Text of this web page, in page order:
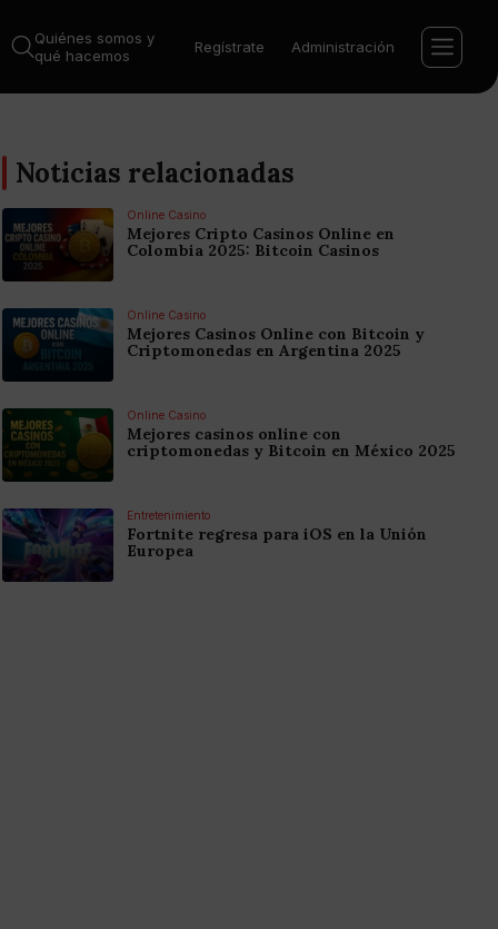
Quiénes somos y
qué hacemos
Regístrate Administración
Noticias relacionadas
Online Casino
Mejores Cripto Casinos Online en
Colombia 2025: Bitcoin Casinos
Online Casino
Mejores Casinos Online con Bitcoin y
Criptomonedas en Argentina 2025
Online Casino
Mejores casinos online con
criptomonedas y Bitcoin en México 2025
Entretenimiento
Fortnite regresa para iOS en la Unión
Europea